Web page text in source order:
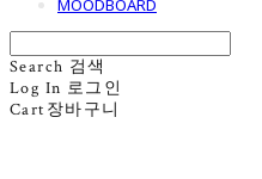
MOODBOARD
Search 검색
Log In 로그인
Cart 장바구니